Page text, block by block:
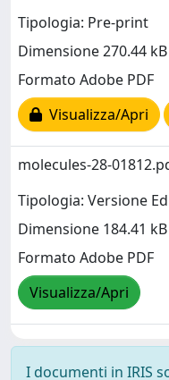
Tipologia: Pre-print
Dimensione 270.44 kB
Formato Adobe PDF
Visualizza/Apri
molecules-28-
Tipologia: Versione
Dimensione 184.41 kB
Formato Adobe PDF
Visualizza/Apri
I documenti in IRIS